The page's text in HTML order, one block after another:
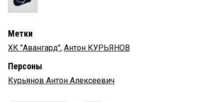
Метки
ХК "Авангард", Антон КУРЬЯНОВ
Персоны
Курьянов Антон Алексеевич